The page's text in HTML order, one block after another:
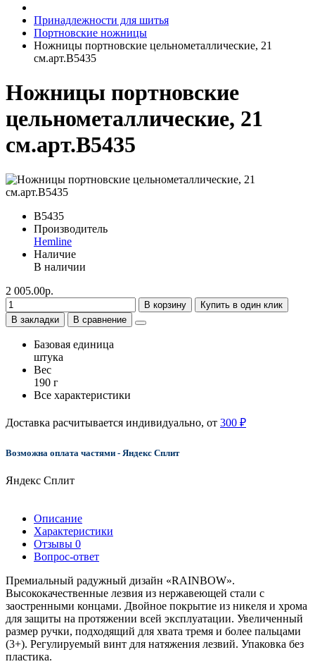
Принадлежности для шитья
Портновские ножницы
Ножницы портновские цельнометаллические, 21
см.арт.B5435
Ножницы портновские
цельнометаллические, 21
см.арт.B5435
B5435
Производитель
Hemline
Наличие
В наличии
2 005.00р.
В корзину
Купить в один клик
В закладки
В сравнение
Базовая единица
штука
Вес
190 г
Все характеристики
Доставка расчитывается индивидуально, от 300 ₽
Возможна оплата частями - Яндекс Сплит
Яндекс Сплит
Описание
Характеристики
Отзывы 0
Вопрос-ответ
Премиальный радужный дизайн «RAINBOW».
Высококачественные лезвия из нержавеющей стали с
заостренными концами. Двойное покрытие из никеля и хрома
для защиты на протяжении всей эксплуатации. Увеличенный
размер ручки, подходящий для хвата тремя и более пальцами
(3+). Регулируемый винт для натяжения лезвий. Упаковка без
пластика.